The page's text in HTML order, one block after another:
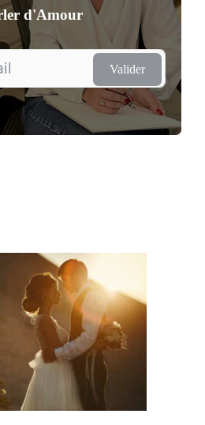
d'Amour
Valider